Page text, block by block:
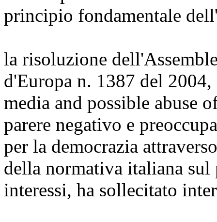
principio fondamentale
la risoluzione
d'Europa n. 1387 del
media and possible abuse
parere negativo e
per la democrazia
della normativa italiana
interessi, ha sollecitato